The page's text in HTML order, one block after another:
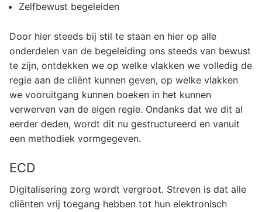
Zelfbewust begeleiden
Door hier steeds bij stil te staan en hier op alle
onderdelen van de begeleiding ons steeds van bewust
te zijn, ontdekken we op welke vlakken we volledig de
regie aan de cliënt kunnen geven, op welke vlakken
we vooruitgang kunnen boeken in het kunnen
verwerven van de eigen regie. Ondanks dat we dit al
eerder deden, wordt dit nu gestructureerd en vanuit
een methodiek vormgegeven.
ECD
Digitalisering zorg wordt vergroot. Streven is dat alle
cliënten vrij toegang hebben tot hun elektronisch